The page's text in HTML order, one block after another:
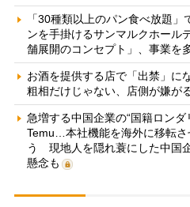
「30種類以上のパン食べ放題
ンを手掛けるサンマルクホー
舗展開のコンセプト」、事業を
お酒を提供する店で「出禁」
粗相だけじゃない、店側が嫌が
急増する中国企業の“国籍ロン
Temu…本社機能を海外に移転
う 現地人を隠れ蓑にした中国
懸念も